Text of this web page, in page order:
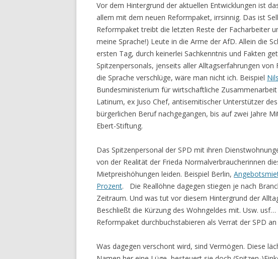
Vor dem Hintergrund der aktuellen Entwicklungen ist
allem mit dem neuen Reformpaket, irrsinnig. Das ist
Reformpaket treibt die letzten Reste der Facharbeiter
meine Sprache!) Leute in die Arme der AfD. Allein die
ersten Tag, durch keinerlei Sachkenntnis und Fakten
Spitzenpersonals, jenseits aller Alltagserfahrungen
die Sprache verschlüge, wäre man nicht ich. Beispiel
Bundesministerium für wirtschaftliche
Latinum, ex Juso Chef, antisemitischer Unterstützer
bürgerlichen Beruf nachgegangen, bis auf zwei Jahre
Ebert-Stiftung.
Das Spitzenpersonal der SPD mit ihren
von der Realität der Frieda Normalverbraucherinnen
Mietpreishöhungen leiden. Beispiel Berlin,
Prozent. Die Reallöhne dagegen stiegen je nach
Zeitraum. Und was tut vor diesem Hintergrund der
Beschließt die Kürzung des Wohngeldes mit. Usw.
Reformpaket durchbuchstabieren als Verrat der SPD
Was dagegen verschont wird, sind Vermögen. Diese